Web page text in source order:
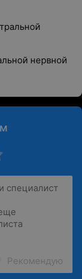
нервной
Рекомендую